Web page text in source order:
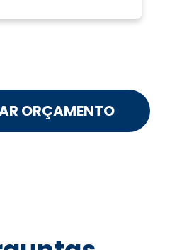
ORÇAMENTO